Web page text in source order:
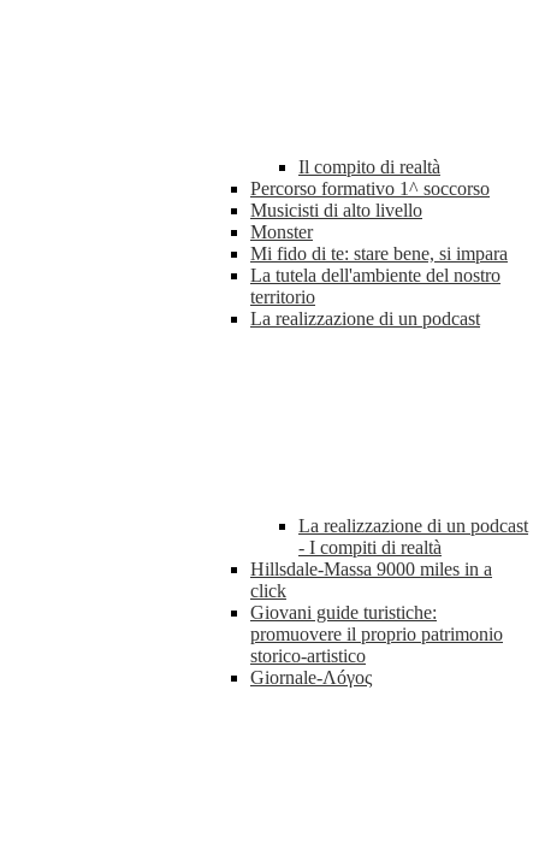
Il compito di realtà
Percorso formativo 1^ soccorso
Musicisti di alto livello
Monster
Mi fido di te: stare bene, si impara
La tutela dell'ambiente del nostro
territorio
La realizzazione di un podcast
La realizzazione di un podcast
- I compiti di realtà
Hillsdale-Massa 9000 miles in a
click
Giovani guide turistiche:
promuovere il proprio patrimonio
storico-artistico
Giornale-Λóγος